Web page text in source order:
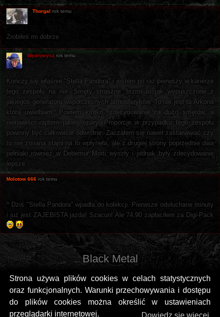
Strona używa plików cookies w celach statystycznych
oraz funkcjonalnych. Warunki przechowywania i dostępu
do plików cookies można określić w ustawieniach
przeglądarki internetowej.
Thorgal rok temu
Zrobiłeś mi dobrze
Wędrowycz rok temu
Kończy się właśnie "Stella Pandora" i jestem po raz pierwszy w karierze
tego zespołu na nie. Smęty straszne, brzmi to jak wypuszczone z
jakiegoś generatora współczesnych atmosferyków. To nie jest ta Arkona
którą uwielbiam. Powiem krótko, zdecydowanie za dużo smętów, a
nienawiści raptem jakieś opary. Proporcje w przypadku tego zespołu
powinny być całkowicie odwrotne. Zacząłem się nawet zastanawiać czy
to nie zmiana stajni na to wpłynęła, ale z drugiej strony poprzednie dwa
pełniaki również w Debemur Morti wyszły i jednak były zdecydowanie
lepsze.
Molotow 666 rok temu
^ Dziś "Stella Pandora" wpadła do kolekcji. Pierwsze odsłuchane minuty
i już jest ZAJEBISTA jazda! Szacun! Ale 74,90 zapłaciłem za Digi-Pack
Black Metal